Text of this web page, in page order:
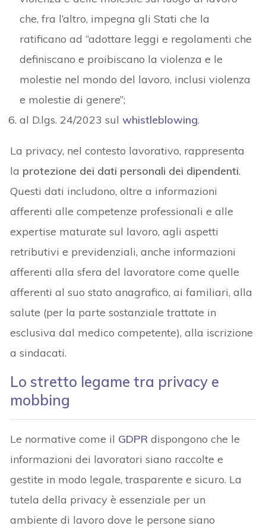
che, fra l’altro, impegna gli Stati che la
ratificano ad “adottare leggi e regolamenti che
definiscano e proibiscano la violenza e le
molestie nel mondo del lavoro, inclusi violenza
e molestie di genere”;
al D.lgs. 24/2023 sulwhistleblowing.
La privacy, nel contesto lavorativo, rappresenta
la protezione dei dati personali dei dipendenti.
Questi dati includono, oltre a informazioni
afferenti alle competenze professionali e alle
expertise maturate sul lavoro, agli aspetti
retributivi e previdenziali, anche informazioni
afferenti alla sfera del lavoratore come quelle
afferenti al suo stato anagrafico, ai familiari, alla
salute (per la parte sostanziale trattate in
esclusiva dal medico competente), alla iscrizione
a sindacati.
Lo stretto legame tra privacy e
mobbing
Le normative come il GDPR dispongono che le
informazioni dei lavoratori siano raccolte e
gestite in modo legale, trasparente e sicuro. La
tutela della privacy è essenziale per un
ambiente di lavoro dove le persone siano